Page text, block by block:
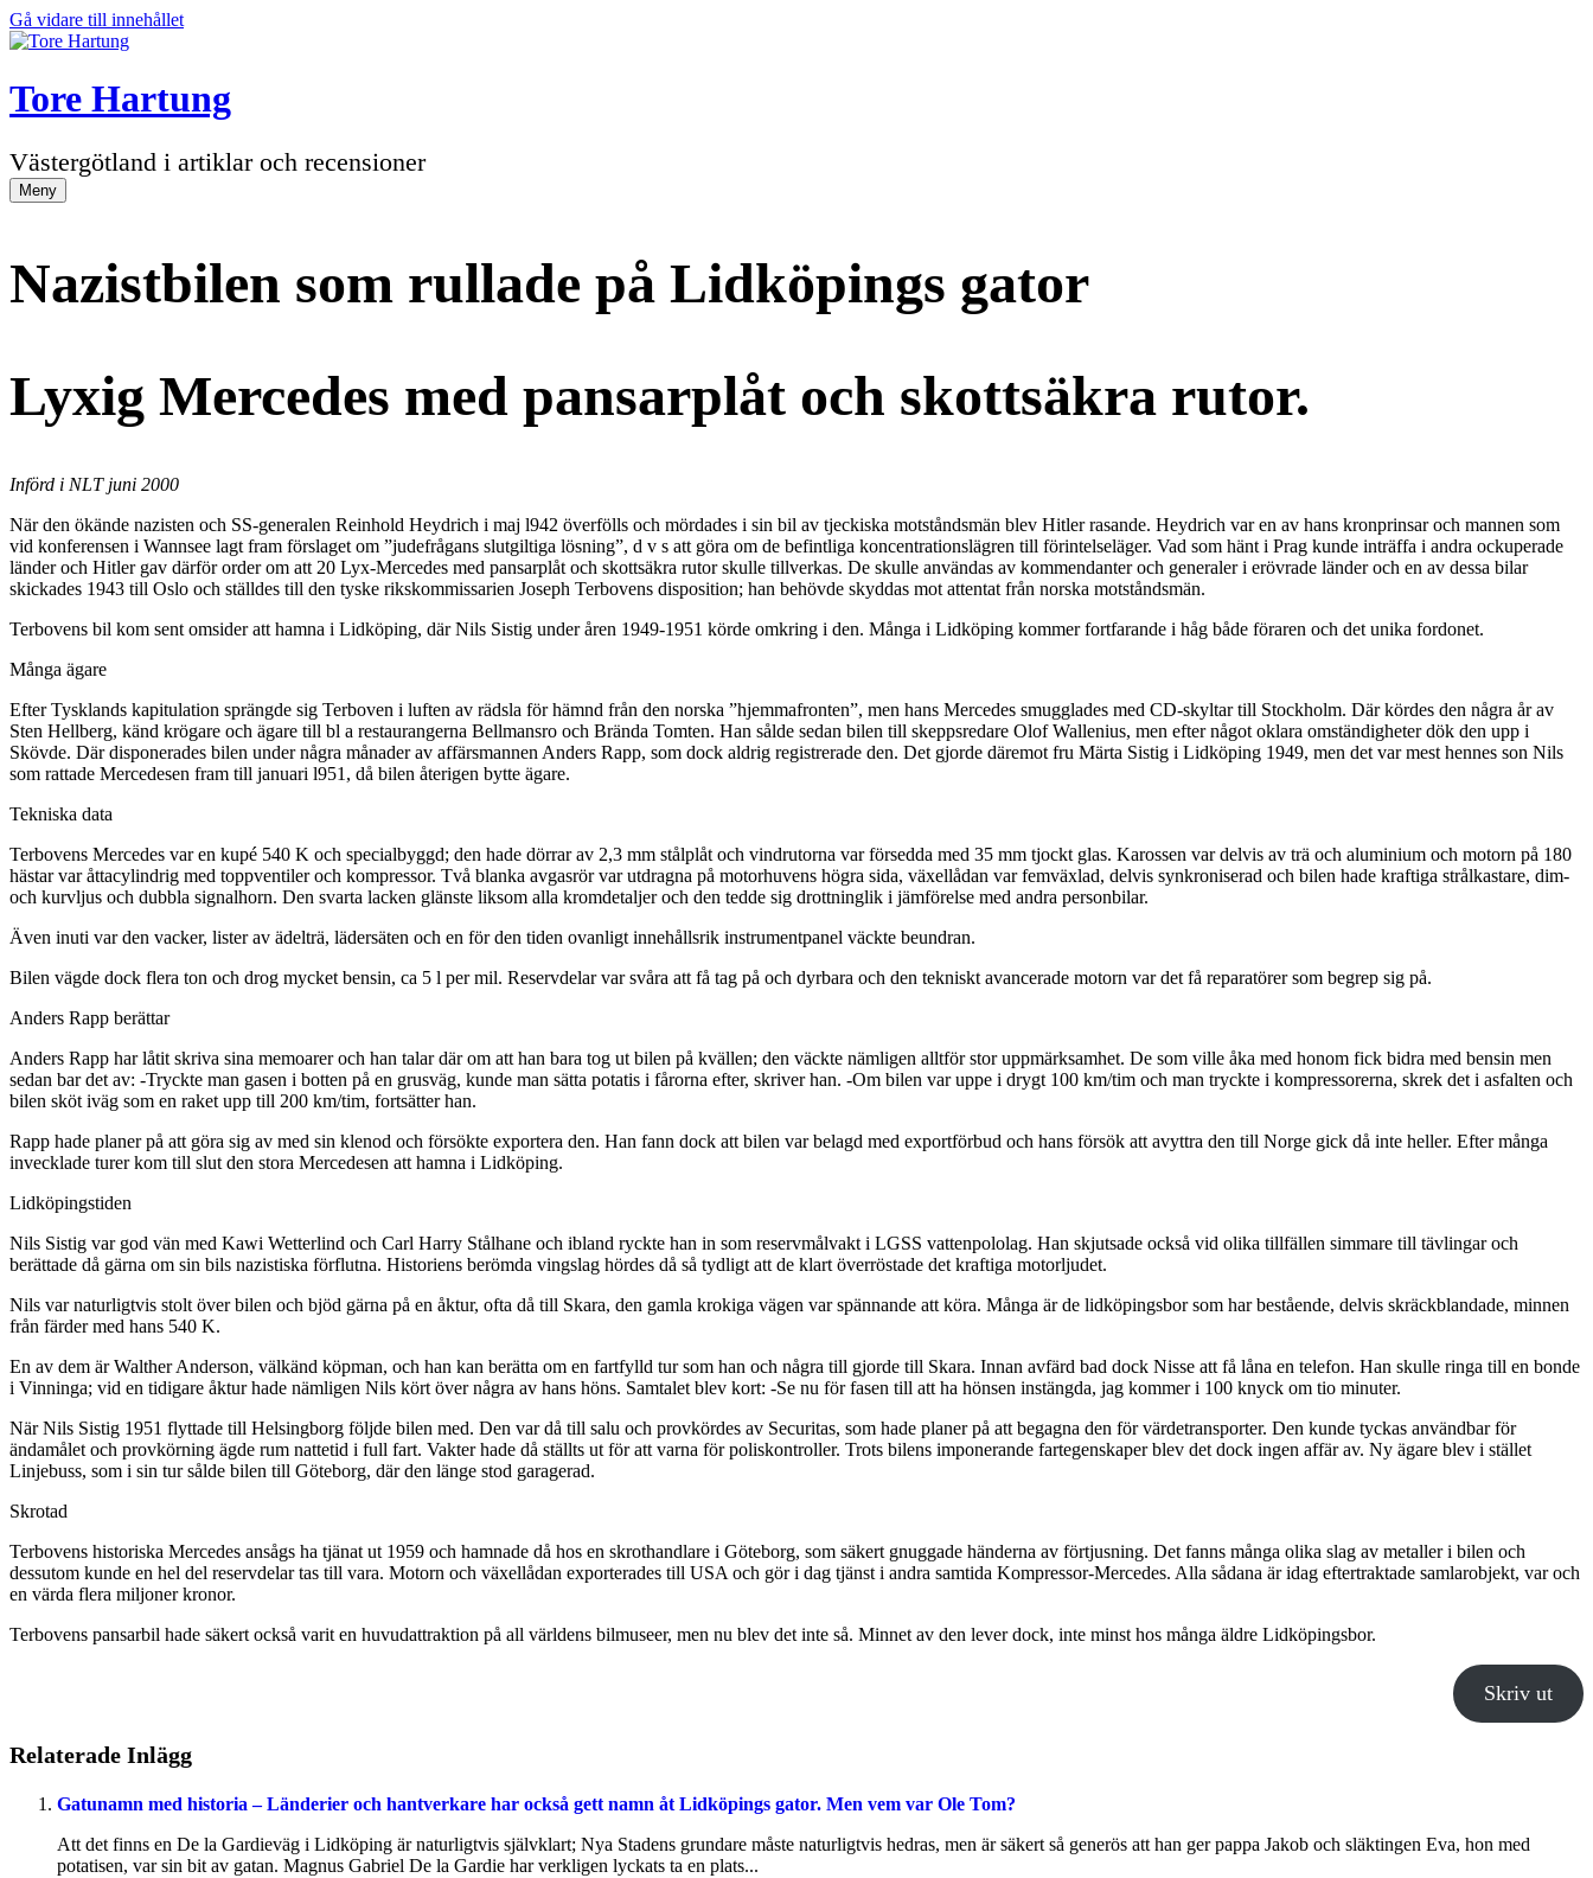
Gå vidare till innehållet
Tore Hartung
Västergötland i artiklar och recensioner
Meny
Nazistbilen som rullade på Lidköpings gator
Lyxig Mercedes med pansarplåt och skottsäkra rutor.
Införd i NLT juni 2000
När den ökände nazisten och SS-generalen Reinhold Heydrich i maj l942 överfölls och mördades i sin bil av tjeckiska motståndsmän blev Hitler rasande. Heydrich var en av hans kronprinsar och mannen som
vid konferensen i Wannsee lagt fram förslaget om ”judefrågans slutgiltiga lösning”, d v s att göra om de befintliga koncentrationslägren till förintelseläger. Vad som hänt i Prag kunde inträffa i andra ockuperade
länder och Hitler gav därför order om att 20 Lyx-Mercedes med pansarplåt och skottsäkra rutor skulle tillverkas. De skulle användas av kommendanter och generaler i erövrade länder och en av dessa bilar
skickades 1943 till Oslo och ställdes till den tyske rikskommissarien Joseph Terbovens disposition; han behövde skyddas mot attentat från norska motståndsmän.
Terbovens bil kom sent omsider att hamna i Lidköping, där Nils Sistig under åren 1949-1951 körde omkring i den. Många i Lidköping kommer fortfarande i håg både föraren och det unika fordonet.
Många ägare
Efter Tysklands kapitulation sprängde sig Terboven i luften av rädsla för hämnd från den norska ”hjemmafronten”, men hans Mercedes smugglades med CD-skyltar till Stockholm. Där kördes den några år av
Sten Hellberg, känd krögare och ägare till bl a restaurangerna Bellmansro och Brända Tomten. Han sålde sedan bilen till skeppsredare Olof Wallenius, men efter något oklara omständigheter dök den upp i
Skövde. Där disponerades bilen under några månader av affärsmannen Anders Rapp, som dock aldrig registrerade den. Det gjorde däremot fru Märta Sistig i Lidköping 1949, men det var mest hennes son Nils
som rattade Mercedesen fram till januari l951, då bilen återigen bytte ägare.
Tekniska data
Terbovens Mercedes var en kupé 540 K och specialbyggd; den hade dörrar av 2,3 mm stålplåt och vindrutorna var försedda med 35 mm tjockt glas. Karossen var delvis av trä och aluminium och motorn på 180
hästar var åttacylindrig med toppventiler och kompressor. Två blanka avgasrör var utdragna på motorhuvens högra sida, växellådan var femväxlad, delvis synkroniserad och bilen hade kraftiga strålkastare, dim-
och kurvljus och dubbla signalhorn. Den svarta lacken glänste liksom alla kromdetaljer och den tedde sig drottninglik i jämförelse med andra personbilar.
Även inuti var den vacker, lister av ädelträ, lädersäten och en för den tiden ovanligt innehållsrik instrumentpanel väckte beundran.
Bilen vägde dock flera ton och drog mycket bensin, ca 5 l per mil. Reservdelar var svåra att få tag på och dyrbara och den tekniskt avancerade motorn var det få reparatörer som begrep sig på.
Anders Rapp berättar
Anders Rapp har låtit skriva sina memoarer och han talar där om att han bara tog ut bilen på kvällen; den väckte nämligen alltför stor uppmärksamhet. De som ville åka med honom fick bidra med bensin men
sedan bar det av: -Tryckte man gasen i botten på en grusväg, kunde man sätta potatis i fårorna efter, skriver han. -Om bilen var uppe i drygt 100 km/tim och man tryckte i kompressorerna, skrek det i asfalten och
bilen sköt iväg som en raket upp till 200 km/tim, fortsätter han.
Rapp hade planer på att göra sig av med sin klenod och försökte exportera den. Han fann dock att bilen var belagd med exportförbud och hans försök att avyttra den till Norge gick då inte heller. Efter många
invecklade turer kom till slut den stora Mercedesen att hamna i Lidköping.
Lidköpingstiden
Nils Sistig var god vän med Kawi Wetterlind och Carl Harry Stålhane och ibland ryckte han in som reservmålvakt i LGSS vattenpololag. Han skjutsade också vid olika tillfällen simmare till tävlingar och
berättade då gärna om sin bils nazistiska förflutna. Historiens berömda vingslag hördes då så tydligt att de klart överröstade det kraftiga motorljudet.
Nils var naturligtvis stolt över bilen och bjöd gärna på en åktur, ofta då till Skara, den gamla krokiga vägen var spännande att köra. Många är de lidköpingsbor som har bestående, delvis skräckblandade, minnen
från färder med hans 540 K.
En av dem är Walther Anderson, välkänd köpman, och han kan berätta om en fartfylld tur som han och några till gjorde till Skara. Innan avfärd bad dock Nisse att få låna en telefon. Han skulle ringa till en bonde
i Vinninga; vid en tidigare åktur hade nämligen Nils kört över några av hans höns. Samtalet blev kort: -Se nu för fasen till att ha hönsen instängda, jag kommer i 100 knyck om tio minuter.
När Nils Sistig 1951 flyttade till Helsingborg följde bilen med. Den var då till salu och provkördes av Securitas, som hade planer på att begagna den för värdetransporter. Den kunde tyckas användbar för
ändamålet och provkörning ägde rum nattetid i full fart. Vakter hade då ställts ut för att varna för poliskontroller. Trots bilens imponerande fartegenskaper blev det dock ingen affär av. Ny ägare blev i stället
Linjebuss, som i sin tur sålde bilen till Göteborg, där den länge stod garagerad.
Skrotad
Terbovens historiska Mercedes ansågs ha tjänat ut 1959 och hamnade då hos en skrothandlare i Göteborg, som säkert gnuggade händerna av förtjusning. Det fanns många olika slag av metaller i bilen och
dessutom kunde en hel del reservdelar tas till vara. Motorn och växellådan exporterades till USA och gör i dag tjänst i andra samtida Kompressor-Mercedes. Alla sådana är idag eftertraktade samlarobjekt, var och
en värda flera miljoner kronor.
Terbovens pansarbil hade säkert också varit en huvudattraktion på all världens bilmuseer, men nu blev det inte så. Minnet av den lever dock, inte minst hos många äldre Lidköpingsbor.
Skriv ut
Relaterade Inlägg
Gatunamn med historia – Länderier och hantverkare har också gett namn åt Lidköpings gator. Men vem var Ole Tom?
Att det finns en De la Gardieväg i Lidköping är naturligtvis självklart; Nya Stadens grundare måste naturligtvis hedras, men är säkert så generös att han ger pappa Jakob och släktingen Eva, hon med
potatisen, var sin bit av gatan. Magnus Gabriel De la Gardie har verkligen lyckats ta en plats...